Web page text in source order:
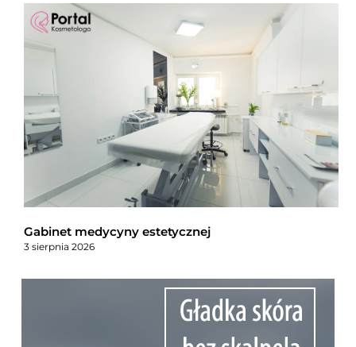
Gabinet medycyny estetycznej
3 sierpnia 2026